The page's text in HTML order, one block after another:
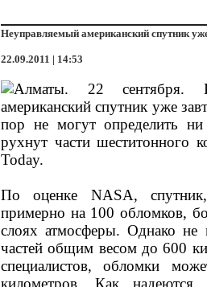
Неуправляемый американский спутник
22.09.2011 | 14:53
Алматы. 22 сентября.
американский спутник уже
пор не могут определить
рухнут части шеститонного
Today.
По оценке NASA,
примерно на 100 обломков,
слоях атмосферы. Однако не
частей общим весом до 600
специалистов, обломки
километров. Как надеются